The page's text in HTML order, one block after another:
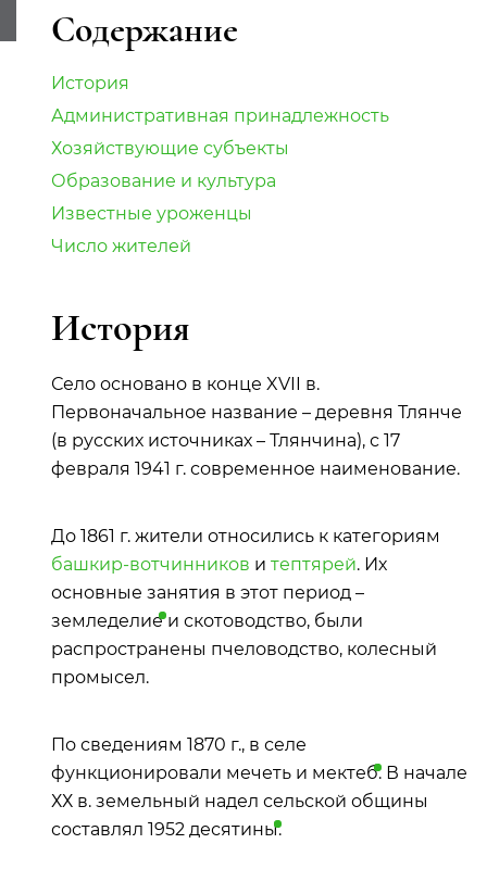
Содержание
История
Административная принадлежность
Хозяйствующие субъекты
Образование и культура
Известные уроженцы
Число жителей
История
Село основано в конце XVII в.
Первоначальное название – деревня Тлянче
(в русских источниках – Тлянчина), с 17
февраля 1941 г. современное наименование.
До 1861 г. жители относились к категориям
башкир-вотчинников и тептярей. Их
основные занятия в этот период –
земледелиеи скотоводство, были
распространены пчеловодство, колесный
промысел.
По сведениям 1870 г., в селе
функционировали мечеть и мектеб. В начале
ХХ в. земельный надел сельской общины
составлял 1952 десятины.